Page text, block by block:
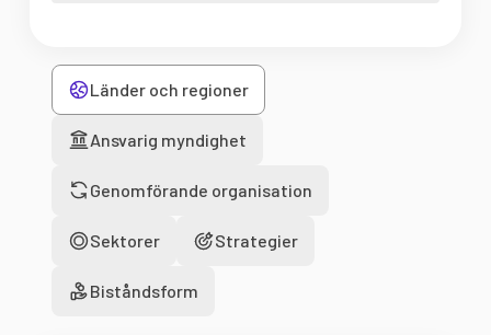
Länder och regioner
Ansvarig myndighet
Genomförande organisation
Sektorer Strategier
Biståndsform